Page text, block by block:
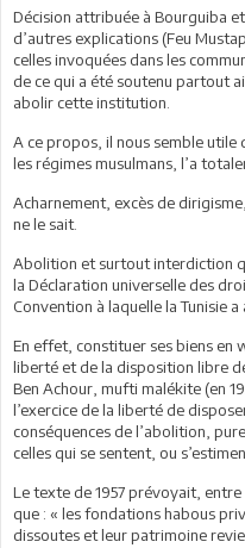
Décision attribuée à Bourguiba
d’autres explications (Feu
celles invoquées dans les
de ce qui a été soutenu partout
abolir cette institution.
A ce propos, il nous semble utile
les régimes musulmans, l’a
Acharnement, excès de
ne le sait.
Abolition et surtout interdiction
la Déclaration universelle des
Convention à laquelle la Tunisie
En effet, constituer ses biens en
liberté et de la disposition libre
Ben Achour, mufti malékite (en
l’exercice de la liberté de
conséquences de l’abolition,
celles qui se sentent, ou
Le texte de 1957 prévoyait,
que : « les fondations habous
dissoutes et leur patrimoine